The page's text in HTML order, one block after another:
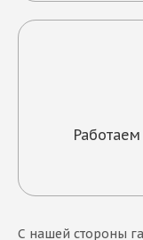
С нашей стороны